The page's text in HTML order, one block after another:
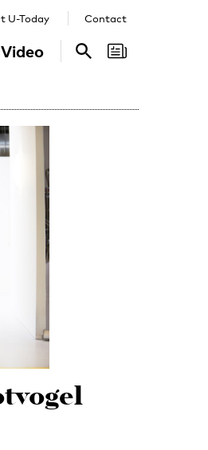
Video
U-Today Contact
Search